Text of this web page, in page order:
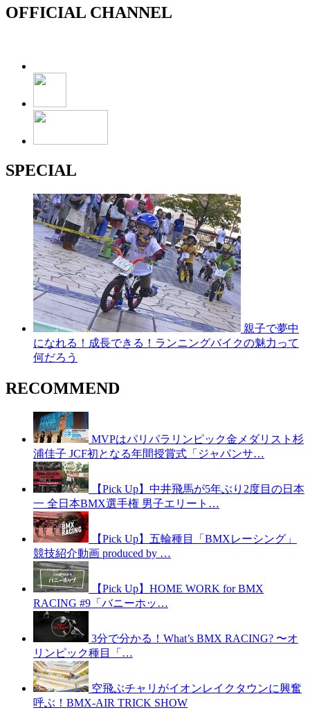
OFFICIAL CHANNEL
SPECIAL
親子で夢中
になれる！成長できる！ランニングバイクの魅力って
何だろう
RECOMMEND
MVPはパリパラリンピック金メダリスト杉
浦佳子 JCF初となる年間授賞式「ジャパンサ…
【Pick Up】中井飛馬が5年ぶり2度目の日本
一 全日本BMX選手権 男子エリート…
【Pick Up】五輪種目「BMXレーシング」
競技紹介動画 produced by …
【Pick Up】HOME WORK for BMX
RACING #9「バニーホッ…
3分で分かる！What’s BMX RACING? 〜オ
リンピック種目「…
空飛ぶチャリがイオンレイクタウンに興奮
呼ぶ！BMX-AIR TRICK SHOW